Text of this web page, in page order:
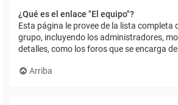
¿Qué es el enlace "El equipo"?
Esta página le provee de la lista completa
grupo, incluyendo los administradores,
detalles, como los foros que se encarga
Arriba